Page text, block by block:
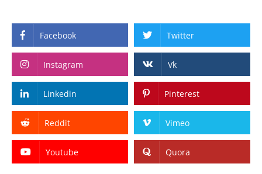
Facebook Twitter
Instagram Vk
Linkedin Pinterest
Reddit Vimeo
Youtube Quora